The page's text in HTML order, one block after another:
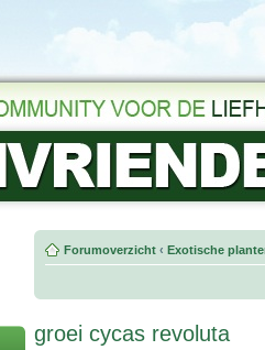
Forumoverzicht ‹ Exotische
groei cycas revoluta